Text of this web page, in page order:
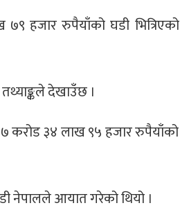
हजार रुपैयाँको घडी भित्रिएको
देखाउँछ ।
७ करोड ३४ लाख ९५ हजार रुपैयाँको
नेपालले आयात गरेको थियो ।